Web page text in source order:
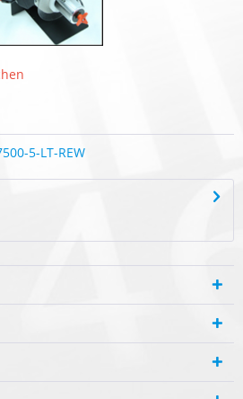
5-LT-REW